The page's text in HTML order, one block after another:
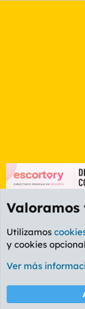
Etiquetas
Cookies
PL
Utilizamos
y cookies
Ver más